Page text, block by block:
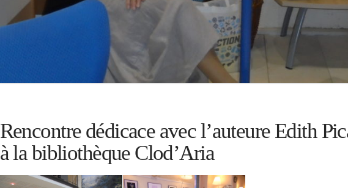
Rencontre dédicace avec l’auteure Edith
à la bibliothèque Clod’Aria